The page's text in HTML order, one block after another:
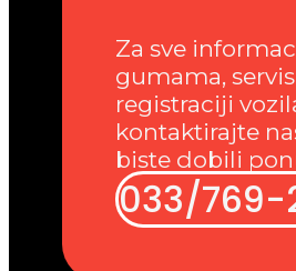
Za sve
gumama,
registraciji
kontaktirajte
biste dobili
033/769-